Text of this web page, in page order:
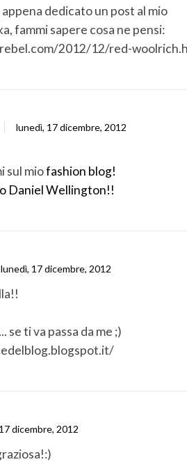
appena dedicato un post al mio
fammi sapere cosa ne pensi:
2012/12/red-
lunedì, 17 dicembre, 2012
sul miofashion blog!
Daniel Wellington!!
lunedì, 17 dicembre, 2012
se ti va passa da me ;)
dicembre, 2012